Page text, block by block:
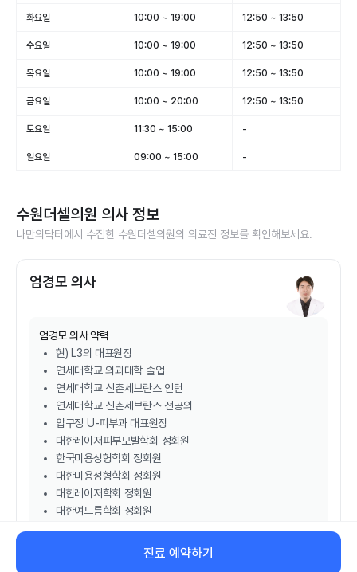
화요일 10:00 ~ 19:00 12:50 ~ 13:50
수요일 10:00 ~ 19:00 12:50 ~ 13:50
목요일 10:00 ~ 19:00 12:50 ~ 13:50
금요일 10:00 ~ 20:00 12:50 ~ 13:50
토요일 11:30 ~ 15:00 -
일요일 09:00 ~ 15:00 -
수원더셀의원 의사 정보
나만의닥터에서 수집한 수원더셀의원의 의료진 정보를 확인해보세요.
엄경모 의사
엄경모 의사 약력
현) L3의 대표원장
연세대학교 의과대학 졸업
연세대학교 신촌세브란스 인턴
연세대학교 신촌세브란스 전공의
압구정 U-피부과 대표원장
대한레이저피부모발학회 정회원
한국미용성형학회 정회원
대한미용성형학회 정회원
대한레이저학회 정회원
대한여드름학회 정회원
비대면 진료 예약하기
진료 예약하기